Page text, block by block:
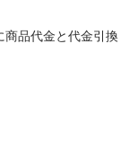
商品代金と代金引換